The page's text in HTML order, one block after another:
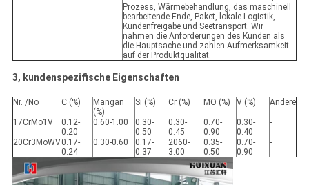
Prozess, Wärmebehandlung, das maschinell
bearbeitende Ende, Paket, lokale Logistik,
Kundenfreigabe und Seetransport. Wir
nahmen die Anforderungen des Kunden als
die Hauptsache und zahlen Aufmerksamkeit
auf der Produktqualität.
3, kundenspezifische Eigenschaften
Nr. /No C (%)
Mangan
(%)
Si (%) Cr (%) MO (%) V (%) Andere
17CrMo1V
0.12-
0.20
0.60-1.00
0.30-
0.50
0.30-
0.45
0.70-
0.90
0.30-
0.40
-
20Cr3MoWV0.17-
0.24
0.30-0.60
0.17-
0.37
2060-
3.00
0.35-
0.50
0.70-
0.90
-